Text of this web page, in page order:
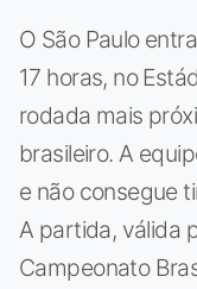
O São Paulo
17 horas, no
rodada mais
brasileiro. A
e não consegue
A partida, válida
Campeonato